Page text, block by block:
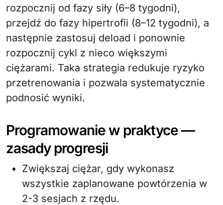
rozpocznij od fazy siły (6–8 tygodni),
przejdź do fazy hipertrofii (8–12 tygodni), a
następnie zastosuj deload i ponownie
rozpocznij cykl z nieco większymi
ciężarami. Taka strategia redukuje ryzyko
przetrenowania i pozwala systematycznie
podnosić wyniki.
Programowanie w praktyce —
zasady progresji
Zwiększaj ciężar, gdy wykonasz
wszystkie zaplanowane powtórzenia w
2-3 sesjach z rzędu.